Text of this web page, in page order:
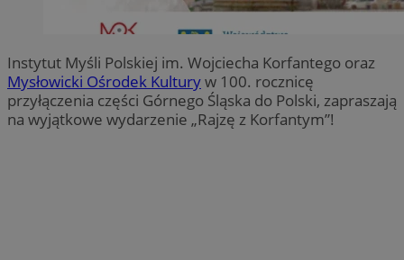
Instytut Myśli Polskiej im. Wojciecha Korfantego oraz
Mysłowicki Ośrodek Kulturyw 100. rocznicę
przyłączenia części Górnego Śląska do Polski, zapraszają
na wyjątkowe wydarzenie „Rajzę z Korfantym”!